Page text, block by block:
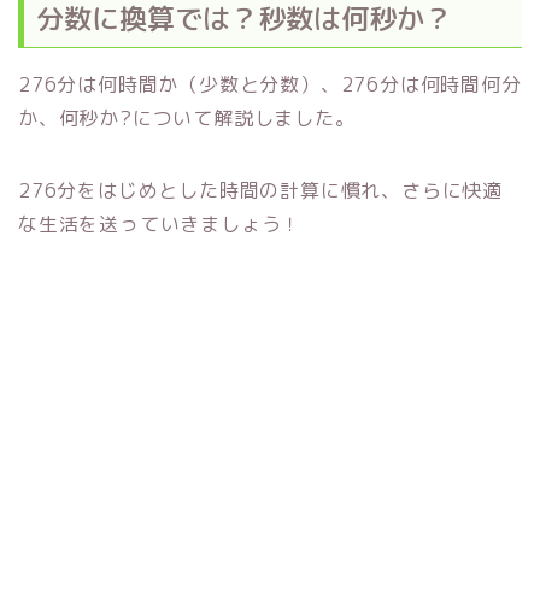
分数に換算では？秒数は何秒か？
276分は何時間か（少数と分数）、276分は何時間何分
か、何秒か?について解説しました。
276分をはじめとした時間の計算に慣れ、さらに快適
な生活を送っていきましょう！